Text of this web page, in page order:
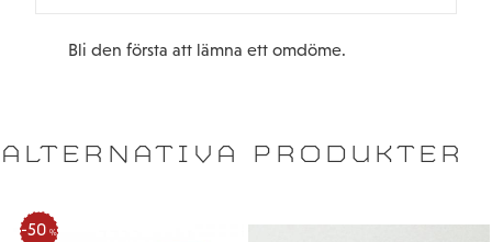
Bli den första att lämna ett omdöme.
ALTERNATIVA PRODUKTER
50 %